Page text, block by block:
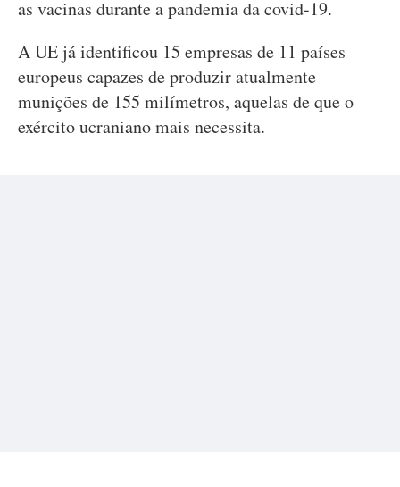
as vacinas durante a pandemia da covid-19.
A UE já identificou 15 empresas de 11 países
europeus capazes de produzir atualmente
munições de 155 milímetros, aquelas de que o
exército ucraniano mais necessita.